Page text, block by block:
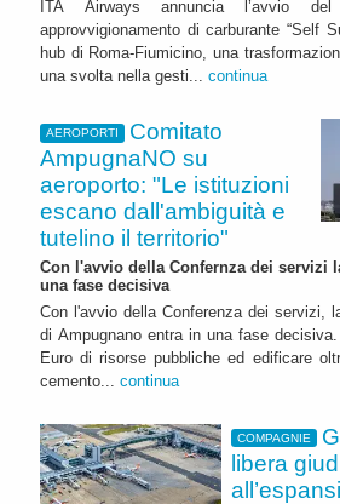
ITA Airways annuncia l’avvio
approvvigionamento di carburante “Self
hub di Roma-Fiumicino, una
una svolta nella gesti... continua
AEROPORTI
Comitato
AmpugnaNO su
aeroporto: "Le istituzioni
escano dall'ambiguità e
tutelino il territorio"
Con l'avvio della Confernza dei servizi
una fase decisiva
Con l'avvio della Conferenza dei servizi,
di Ampugnano entra in una fase
Euro di risorse pubbliche ed edificare
cemento... continua
COMPAGNIE
libera